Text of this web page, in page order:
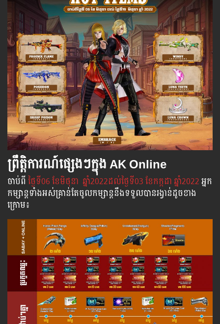
ព្រឹត្តិការណ៍ផ្សេងៗក្នុង AK Online
ចាប់​ពី​ ថ្ងៃ​ទី06 ខែមិថុនា ​ ឆ្នាំ2022ដល់​ថ្ងៃ​ទី03 ខែកក្កដា​ ឆ្នាំ2022អ្នក​
កម្សាន្ដ​ទាំងអស់​គ្រាន់​តែ​ចូល​កម្សាន្ដ​នឹង​ទទួល​បាន​រង្វាន់​ដូចខាង
ក្រោម​៖